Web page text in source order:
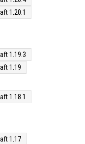
1.20.1
1.19.3
1.19
1.18.1
1.17